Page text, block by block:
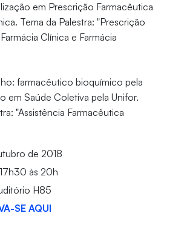
em Prescrição Farmacêutica
Tema da Palestra: "Prescrição
Clínica e Farmácia
farmacêutico bioquímico pela
em Saúde Coletiva pela Unifor.
"Assistência Farmacêutica
de 2018
às 20h
H85
SE AQUI